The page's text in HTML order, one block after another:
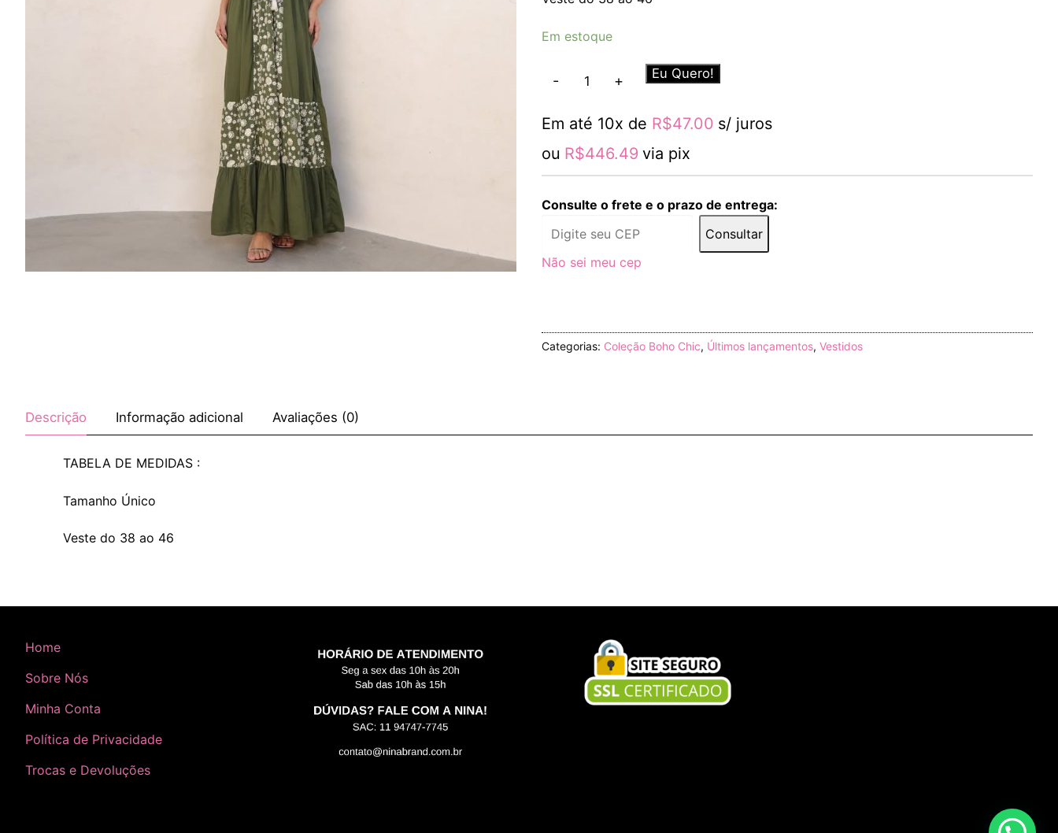
Em estoque
- + Eu Quero!
Em até 10x de R$47.00 s/ juros
ou R$446.49 via pix
Consulte o frete e o prazo de entrega:
Consultar
Não sei meu cep
Categorias: Coleção Boho Chic, Últimos lançamentos, Vestidos
Descrição Informação adicional Avaliações (0)
TABELA DE MEDIDAS :
Tamanho Único
Veste do 38 ao 46
Home
Sobre Nós
Minha Conta
Política de Privacidade
Trocas e Devoluções